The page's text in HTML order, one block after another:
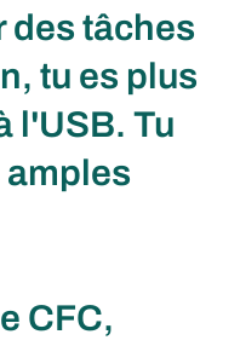
des tâches
tu es plus
l'USB. Tu
CFC,